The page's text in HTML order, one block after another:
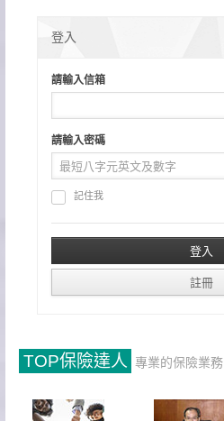
登入
請輸入信箱
請輸入密碼
記住我
TOP保險達人 專業的保險業務